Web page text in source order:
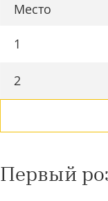
Место
1
2
Первый